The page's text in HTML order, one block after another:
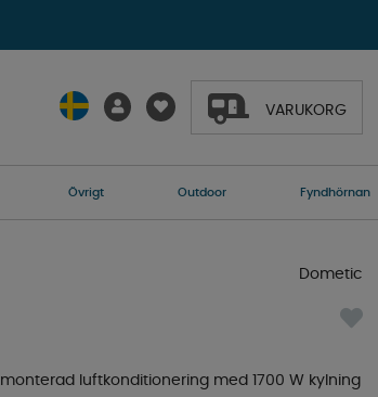
VARUKORG
Övrigt Outdoor Fyndhörnan
luftkonditionering med 1700 W kylning
Dometic